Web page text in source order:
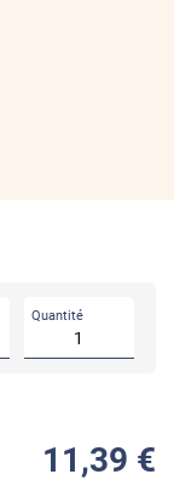
Quantité
11 ,39 €